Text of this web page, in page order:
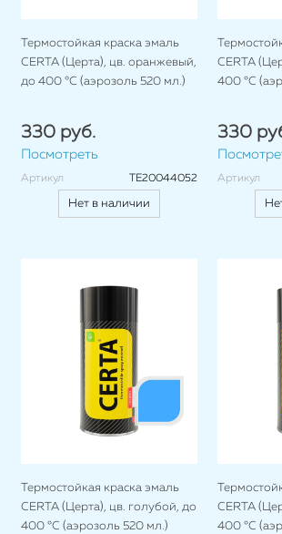
Термостойкая краска эмаль
CERTA (Церта), цв. оранжевый,
до 400 °C (аэрозоль 520 мл.)
330 руб.
Посмотреть
Артикул TE20044052
Нет в наличии
CERTA
400 °C
330
Артикул
Термостойкая краска эмаль
CERTA (Церта), цв. голубой, до
400 °C (аэрозоль 520 мл.)
CERTA
400 °C